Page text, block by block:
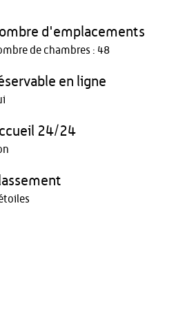
d'emplacements
de chambres : 48
en ligne
24/24